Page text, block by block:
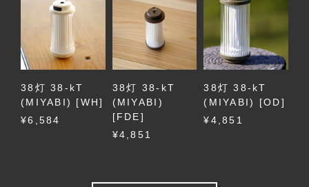
38灯 38-kT
(MIYABI) [WH]
¥6,584
38灯 38-kT
(MIYABI)
[FDE]
¥4,851
38灯 38-kT
(MIYABI) [OD]
¥4,851